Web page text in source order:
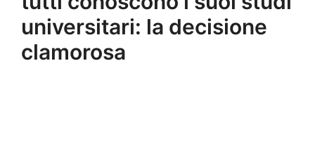
universitari: la decisione
clamorosa